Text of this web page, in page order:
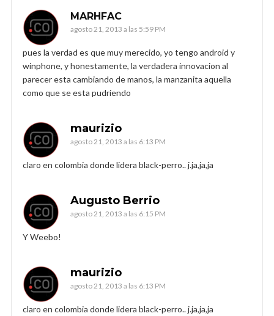
MARHFAC
agosto 21, 2013 a las 5:59 PM
pues la verdad es que muy merecido, yo tengo android y
winphone, y honestamente, la verdadera innovacion al
parecer esta cambiando de manos, la manzanita aquella
como que se esta pudriendo
maurizio
agosto 21, 2013 a las 6:13 PM
claro en colombia donde lidera black-perro.. j.ja,ja,ja
Augusto Berrio
agosto 21, 2013 a las 6:15 PM
Y Weebo!
maurizio
agosto 21, 2013 a las 6:13 PM
claro en colombia donde lidera black-perro.. j.ja,ja,ja